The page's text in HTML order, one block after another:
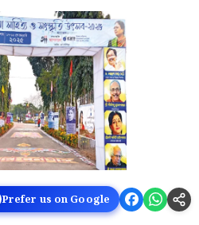
Prefer us on Google